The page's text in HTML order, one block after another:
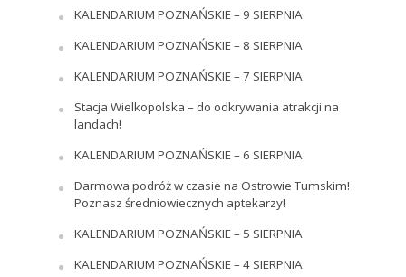
KALENDARIUM POZNAŃSKIE – 9 SIERPNIA
KALENDARIUM POZNAŃSKIE – 8 SIERPNIA
KALENDARIUM POZNAŃSKIE – 7 SIERPNIA
Stacja Wielkopolska – do odkrywania atrakcji na
landach!
KALENDARIUM POZNAŃSKIE – 6 SIERPNIA
Darmowa podróż w czasie na Ostrowie Tumskim!
Poznasz średniowiecznych aptekarzy!
KALENDARIUM POZNAŃSKIE – 5 SIERPNIA
KALENDARIUM POZNAŃSKIE – 4 SIERPNIA